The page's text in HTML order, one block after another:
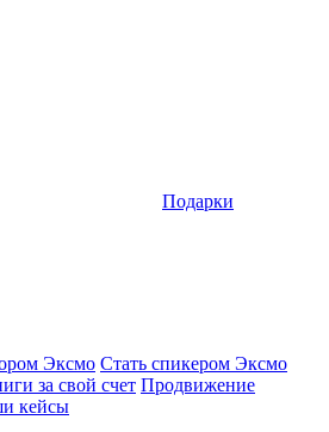
Подарки
Эксмо Стать спикером Эксмо
за свой счет Продвижение
кейсы